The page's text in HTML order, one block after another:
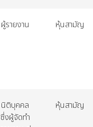
ผู้รายงาน หุ้นสามัญ
นิติบุคคล
ซึ่งผู้จัดทำ
หุ้นสามัญ